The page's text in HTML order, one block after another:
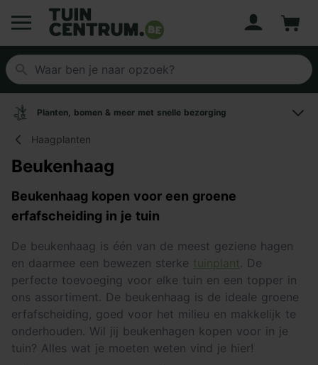
Logo Tuincentrum.be
Planten, bomen & meer met snelle bezorging
Haagplanten
Beukenhaag
Beukenhaag kopen voor een groene
erfafscheiding in je tuin
De beukenhaag is één van de meest geziene hagen
en daarmee een bewezen sterke tuinplant. De
perfecte toevoeging voor elke tuin en een topper in
ons assortiment. De beukenhaag is de ideale groene
erfafscheiding, goed voor het milieu en makkelijk te
onderhouden. Wil jij beukenhagen kopen voor in je
tuin? Alles wat je moeten weten vind je hier!